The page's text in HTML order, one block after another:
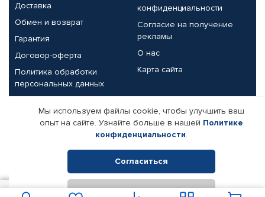
Доставка
Обмен и возврат
Гарантия
Договор-оферта
Политика обработки
персональных данных
конфиденциальности
Согласие на получение
рекламы
О нас
Карта сайта
Партнерам
Корпоративным клиентам
Поставщикам
Реквизиты компании
© КАМАЗ ЦЕНТР ДОНЕЦК, 2015-2026. Все права защищены.
Мы используем файлы cookie, чтобы улучшить ваш
опыт на сайте. Узнайте больше в нашей Политике
конфиденциальности.
Согласиться
Отклонить